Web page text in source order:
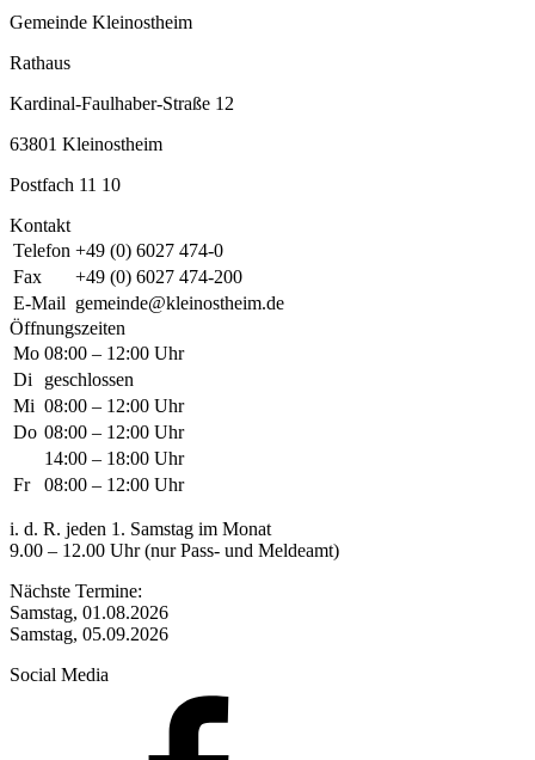
Gemeinde Kleinostheim
Rathaus
Kardinal-Faulhaber-Straße 12
63801 Kleinostheim
Postfach 11 10
Kontakt
Telefon +49 (0) 6027 474-0
Fax
+49 (0) 6027 474-200
E-Mail gemeinde@kleinostheim.de
Öffnungszeiten
Mo 08:00 – 12:00 Uhr
Di
geschlossen
Mi 08:00 – 12:00 Uhr
Do 08:00 – 12:00 Uhr
14:00 – 18:00 Uhr
Fr
08:00 – 12:00 Uhr
i. d. R. jeden 1. Samstag im Monat
9.00 – 12.00 Uhr (nur Pass- und Meldeamt)
Nächste Termine:
Samstag, 01.08.2026
Samstag, 05.09.2026
Social Media